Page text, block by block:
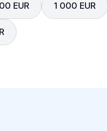
EUR 1 000 EUR